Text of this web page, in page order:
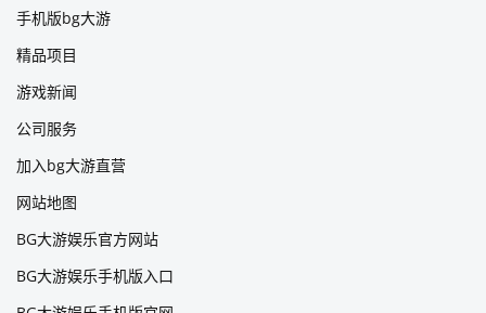
手机版bg大游
精品项目
游戏新闻
公司服务
加入bg大游直营
网站地图
BG大游娱乐官方网站
BG大游娱乐手机版入口